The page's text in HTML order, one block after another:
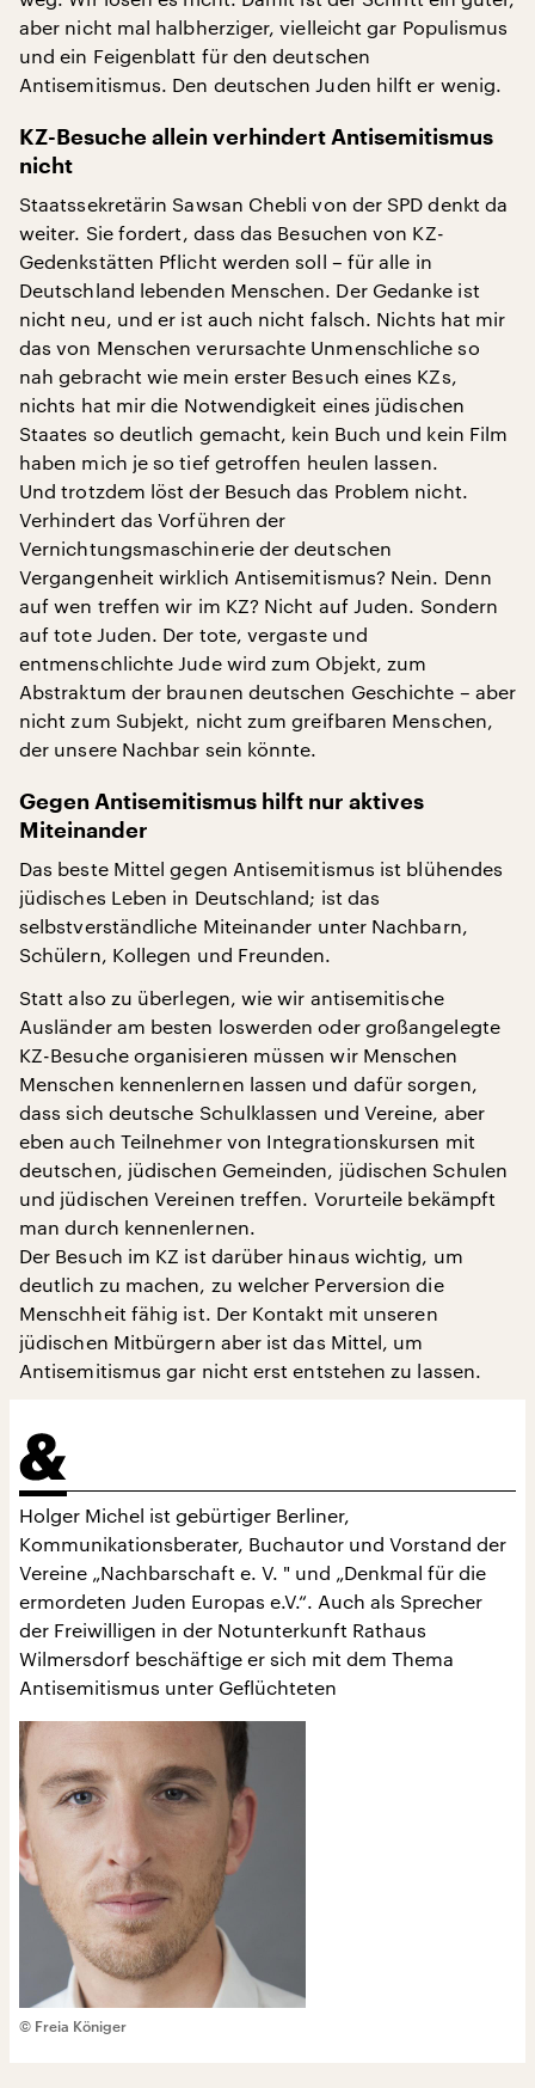
aber nicht mal halbherziger, vielleicht gar Populismus
und ein Feigenblatt für den deutschen
Antisemitismus. Den deutschen Juden hilft er wenig.
KZ-Besuche allein verhindert Antisemitismus
nicht
Staatssekretärin Sawsan Chebli von der SPD denkt da
weiter. Sie fordert, dass das Besuchen von KZ-
Gedenkstätten Pflicht werden soll – für alle in
Deutschland lebenden Menschen. Der Gedanke ist
nicht neu, und er ist auch nicht falsch. Nichts hat mir
das von Menschen verursachte Unmenschliche so
nah gebracht wie mein erster Besuch eines KZs,
nichts hat mir die Notwendigkeit eines jüdischen
Staates so deutlich gemacht, kein Buch und kein Film
haben mich je so tief getroffen heulen lassen.
Und trotzdem löst der Besuch das Problem nicht.
Verhindert das Vorführen der
Vernichtungsmaschinerie der deutschen
Vergangenheit wirklich Antisemitismus? Nein. Denn
auf wen treffen wir im KZ? Nicht auf Juden. Sondern
auf tote Juden. Der tote, vergaste und
entmenschlichte Jude wird zum Objekt, zum
Abstraktum der braunen deutschen Geschichte – aber
nicht zum Subjekt, nicht zum greifbaren Menschen,
der unsere Nachbar sein könnte.
Gegen Antisemitismus hilft nur aktives
Miteinander
Das beste Mittel gegen Antisemitismus ist blühendes
jüdisches Leben in Deutschland; ist das
selbstverständliche Miteinander unter Nachbarn,
Schülern, Kollegen und Freunden.
Statt also zu überlegen, wie wir antisemitische
Ausländer am besten loswerden oder großangelegte
KZ-Besuche organisieren müssen wir Menschen
Menschen kennenlernen lassen und dafür sorgen,
dass sich deutsche Schulklassen und Vereine, aber
eben auch Teilnehmer von Integrationskursen mit
deutschen, jüdischen Gemeinden, jüdischen Schulen
und jüdischen Vereinen treffen. Vorurteile bekämpft
man durch kennenlernen.
Der Besuch im KZ ist darüber hinaus wichtig, um
deutlich zu machen, zu welcher Perversion die
Menschheit fähig ist. Der Kontakt mit unseren
jüdischen Mitbürgern aber ist das Mittel, um
Antisemitismus gar nicht erst entstehen zu lassen.
Holger Michel ist gebürtiger Berliner,
Kommunikationsberater, Buchautor und Vorstand der
Vereine „Nachbarschaft e. V. " und „Denkmal für die
ermordeten Juden Europas e.V.“. Auch als Sprecher
der Freiwilligen in der Notunterkunft Rathaus
Wilmersdorf beschäftige er sich mit dem Thema
Antisemitismus unter Geflüchteten
© Freia Königer